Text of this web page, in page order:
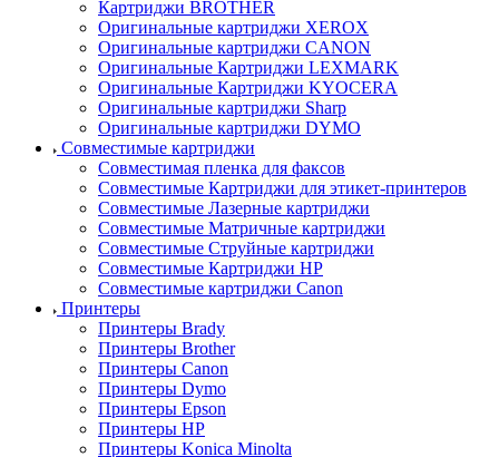
Картриджи BROTHER
Оригинальные картриджи XEROX
Оригинальные картриджи CANON
Оригинальные Картриджи LEXMARK
Оригинальные Картриджи KYOCERA
Оригинальные картриджи Sharp
Оригинальные картриджи DYMO
Совместимые картриджи
Совместимая пленка для факсов
Совместимые Картриджи для этикет-принтеров
Совместимые Лазерные картриджи
Совместимые Матричные картриджи
Совместимые Струйные картриджи
Совместимые Картриджи HP
Совместимые картриджи Canon
Принтеры
Принтеры Brady
Принтеры Brother
Принтеры Canon
Принтеры Dymo
Принтеры Epson
Принтеры HP
Принтеры Konica Minolta